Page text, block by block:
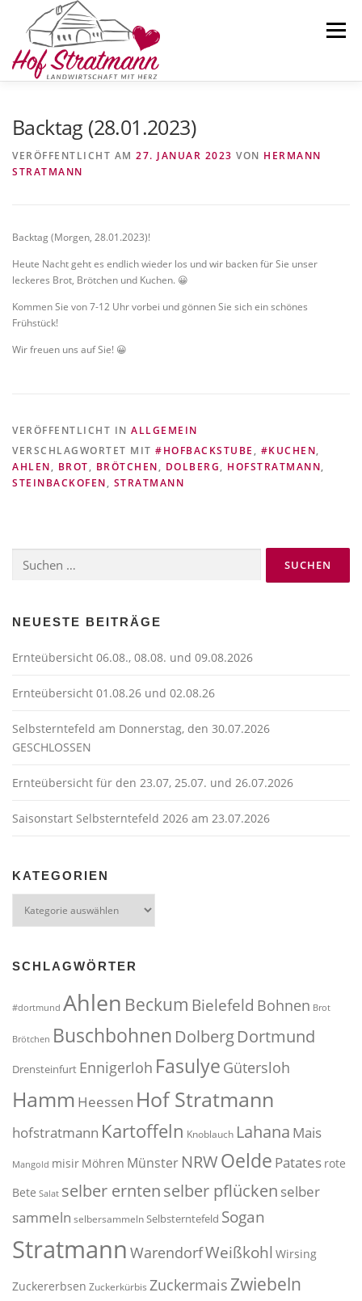
springen
Menü
SELBSTERNTEFELD
Backtag (28.01.2023)
VERÖFFENTLICHT AM 27. JANUAR 2023 VON HERMANN
STRATMANN
Backtag (Morgen, 28.01.2023)!
Heute Nacht geht es endlich wieder los und wir backen für Sie unser
leckeres Brot, Brötchen und Kuchen. 😀
Kommen Sie von 7-12 Uhr vorbei und gönnen Sie sich ein schönes
Frühstück!
Wir freuen uns auf Sie! 😀
VERÖFFENTLICHT IN ALLGEMEIN
VERSCHLAGWORTET MIT #HOFBACKSTUBE , #KUCHEN,
AHLEN, BROT, BRÖTCHEN, DOLBERG, HOFSTRATMANN,
STEINBACKOFEN, STRATMANN
nach:
NEUESTE BEITRÄGE
Ernteübersicht 06.08., 08.08. und 09.08.2026
Ernteübersicht 01.08.26 und 02.08.26
Selbsterntefeld am Donnerstag, den 30.07.2026
GESCHLOSSEN
Ernteübersicht für den 23.07, 25.07. und 26.07.2026
Saisonstart Selbsterntefeld 2026 am 23.07.2026
KATEGORIEN
SCHLAGWÖRTER
#dortmund Ahlen Beckum Bielefeld Bohnen Brot
Brötchen Buschbohnen DolbergDortmund
Drensteinfurt Ennigerloh Fasulye Gütersloh
Hamm Heessen Hof Stratmann
hofstratmann Kartoffeln Knoblauch Lahana Mais
Mangold misir Möhren Münster NRWOelde Patates rote
Bete Salat selber erntenselber pflücken selber
sammeln selbersammeln Selbsterntefeld Sogan
Stratmann WarendorfWeißkohl Wirsing
Zuckererbsen Zuckerkürbis Zuckermais Zwiebeln